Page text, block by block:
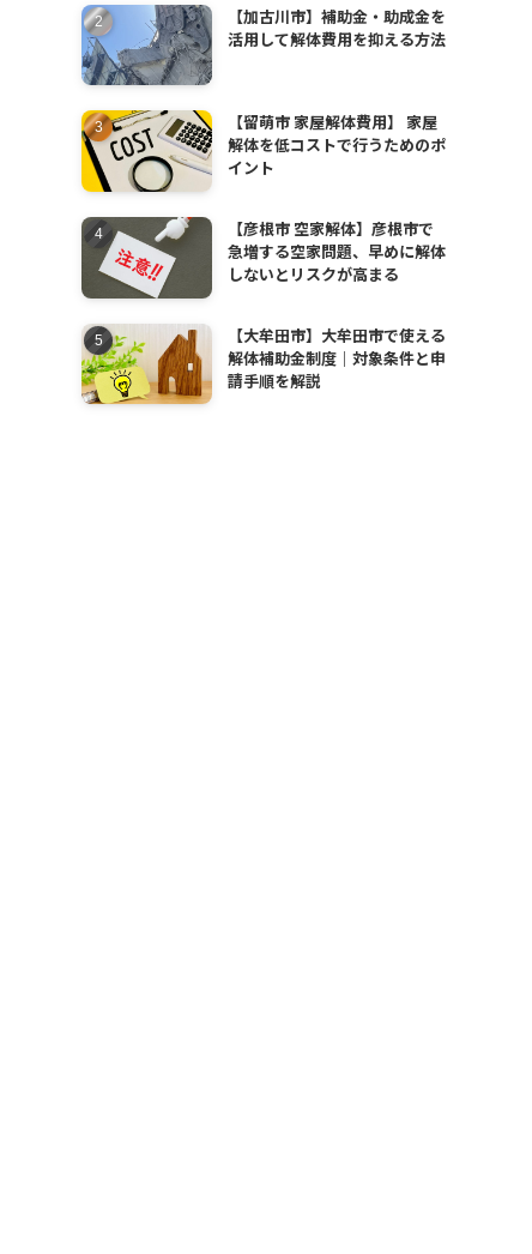
【加古川市】補助金・助成金を
活用して解体費用を抑える方法
【留萌市 家屋解体費用】 家屋
解体を低コストで行うためのポ
イント
【彦根市 空家解体】彦根市で
急増する空家問題、早めに解体
しないとリスクが高まる
【大牟田市】大牟田市で使える
解体補助金制度｜対象条件と申
請手順を解説